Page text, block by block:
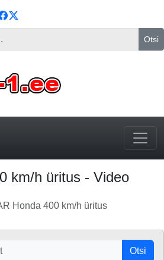
Otsi
km/h üritus - Video
Honda 400 km/h üritus
Otsi